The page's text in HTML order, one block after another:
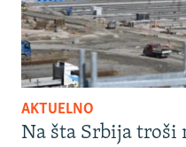
AKTUELNO
Na šta Srbija troši